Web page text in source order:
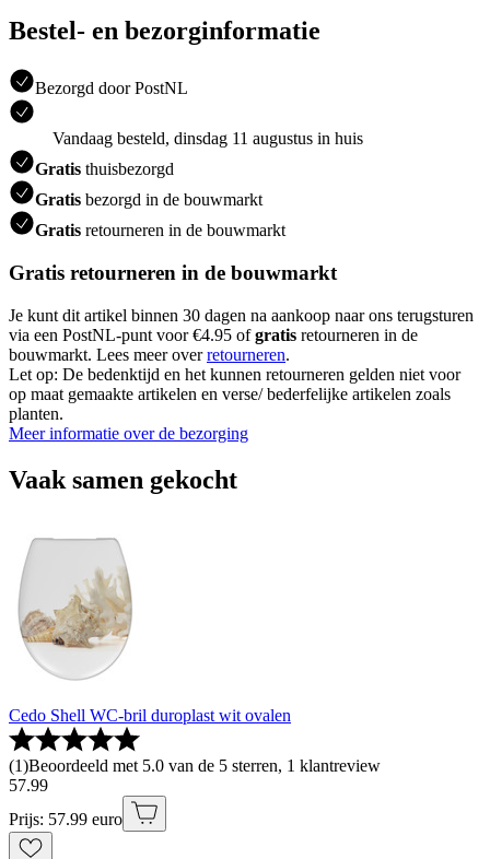
Bestel- en bezorginformatie
Bezorgd door PostNL
Vandaag besteld, dinsdag 11 augustus in huis
Gratis thuisbezorgd
Gratis bezorgd in de bouwmarkt
Gratis retourneren in de bouwmarkt
Gratis retourneren in de bouwmarkt
Je kunt dit artikel binnen 30 dagen na aankoop naar ons terugsturen
via een PostNL-punt voor €4.95 ofgratis retourneren in de
bouwmarkt. Lees meer overretourneren.
Let op: De bedenktijd en het kunnen retourneren gelden niet voor
op maat gemaakte artikelen en verse/ bederfelijke artikelen zoals
planten.
Meer informatie over de bezorging
Vaak samen gekocht
Cedo Shell WC-bril duroplast wit ovalen
(1)Beoordeeld met 5.0 van de 5 sterren, 1 klantreview
57.99
Prijs: 57.99 euro